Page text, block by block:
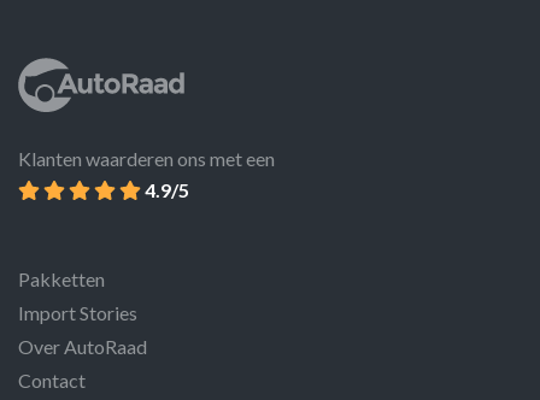
Klanten waarderen ons met een
4.9/5
Pakketten
Import Stories
Over AutoRaad
Contact